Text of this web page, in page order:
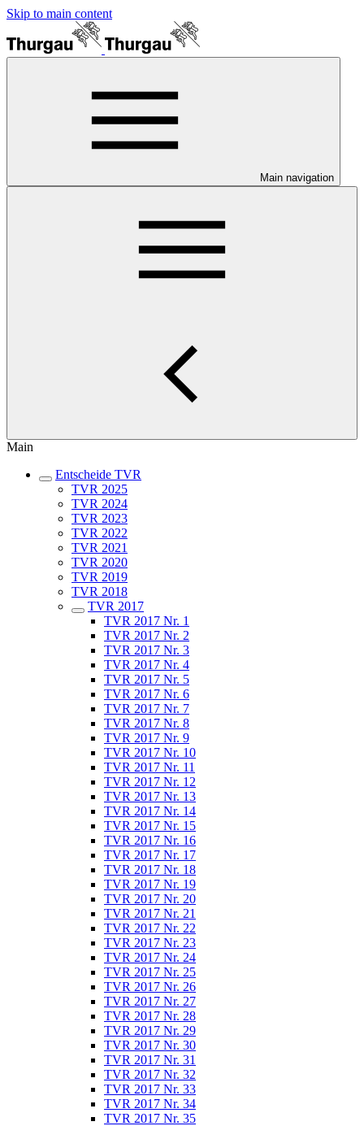
Skip to main content
Main navigation
Main
Entscheide TVR
TVR 2025
TVR 2024
TVR 2023
TVR 2022
TVR 2021
TVR 2020
TVR 2019
TVR 2018
TVR 2017
TVR 2017 Nr. 1
TVR 2017 Nr. 2
TVR 2017 Nr. 3
TVR 2017 Nr. 4
TVR 2017 Nr. 5
TVR 2017 Nr. 6
TVR 2017 Nr. 7
TVR 2017 Nr. 8
TVR 2017 Nr. 9
TVR 2017 Nr. 10
TVR 2017 Nr. 11
TVR 2017 Nr. 12
TVR 2017 Nr. 13
TVR 2017 Nr. 14
TVR 2017 Nr. 15
TVR 2017 Nr. 16
TVR 2017 Nr. 17
TVR 2017 Nr. 18
TVR 2017 Nr. 19
TVR 2017 Nr. 20
TVR 2017 Nr. 21
TVR 2017 Nr. 22
TVR 2017 Nr. 23
TVR 2017 Nr. 24
TVR 2017 Nr. 25
TVR 2017 Nr. 26
TVR 2017 Nr. 27
TVR 2017 Nr. 28
TVR 2017 Nr. 29
TVR 2017 Nr. 30
TVR 2017 Nr. 31
TVR 2017 Nr. 32
TVR 2017 Nr. 33
TVR 2017 Nr. 34
TVR 2017 Nr. 35